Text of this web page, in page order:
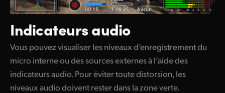
Indicateurs audio
Vous pouvez visualiser les niveaux d’enregistrement du
micro interne ou des sources externes à l’aide des
indicateurs audio. Pour éviter toute distorsion, les
niveaux audio doivent rester dans la zone verte.